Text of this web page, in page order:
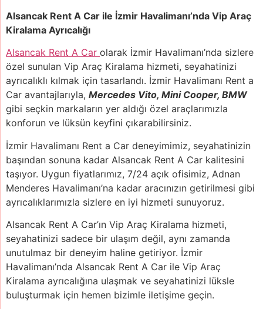
Alsancak Rent A Car ile İzmir Havalimanı’nda Vip Araç
Kiralama Ayrıcalığı
Alsancak Rent A Car olarak İzmir Havalimanı’nda sizlere
özel sunulan Vip Araç Kiralama hizmeti, seyahatinizi
ayrıcalıklı kılmak için tasarlandı. İzmir Havalimanı Rent a
Car avantajlarıyla, Mercedes Vito, Mini Cooper, BMW
gibi seçkin markaların yer aldığı özel araçlarımızla
konforun ve lüksün keyfini çıkarabilirsiniz.
İzmir Havalimanı Rent a Car deneyimimiz, seyahatinizin
başından sonuna kadar Alsancak Rent A Car kalitesini
taşıyor. Uygun fiyatlarımız, 7/24 açık ofisimiz, Adnan
Menderes Havalimanı’na kadar aracınızın getirilmesi gibi
ayrıcalıklarımızla sizlere en iyi hizmeti sunuyoruz.
Alsancak Rent A Car’ın Vip Araç Kiralama hizmeti,
seyahatinizi sadece bir ulaşım değil, aynı zamanda
unutulmaz bir deneyim haline getiriyor. İzmir
Havalimanı’nda Alsancak Rent A Car ile Vip Araç
Kiralama ayrıcalığına ulaşmak ve seyahatinizi lüksle
buluşturmak için hemen bizimle iletişime geçin.